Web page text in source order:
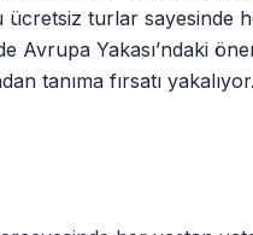
ücretsiz turlar sayesinde
Avrupa Yakası’ndaki
tanıma fırsatı yakalıyor.